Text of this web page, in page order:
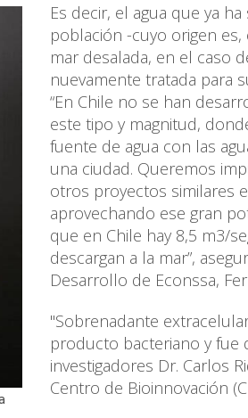
Es decir, el agua que ya
población -cuyo origen
mar desalada, en el caso
nuevamente tratada para
“En Chile no se han
este tipo y magnitud,
fuente de agua con las
una ciudad. Queremos
otros proyectos similares
aprovechando ese gran
que en Chile hay 8,5 m3/
descargan a la mar”,
Desarrollo de Econssa,
"Sobrenadante
producto bacteriano y
investigadores Dr. Carlos
Centro de Bioinnovación